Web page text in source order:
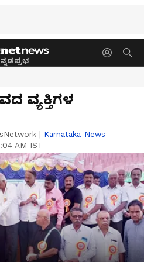
ವ್ಯಕ್ತಿಗಳ
| Karnataka-News
AM IST